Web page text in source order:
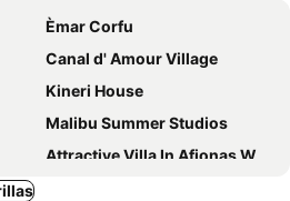
Èmar Corfu
Canal d' Amour Village
Kineri House
Malibu Summer Studios
Attractive Villa In Afionas With Private Pool